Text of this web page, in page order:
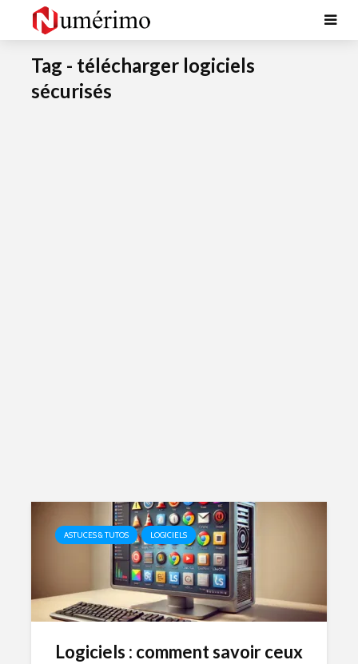
Tag - télécharger logiciels
sécurisés
ASTUCES & TUTOS LOGICIELS
Logiciels : comment savoir ceux